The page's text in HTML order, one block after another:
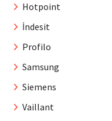
Hotpoint
İndesit
Profilo
Samsung
Siemens
Vaillant